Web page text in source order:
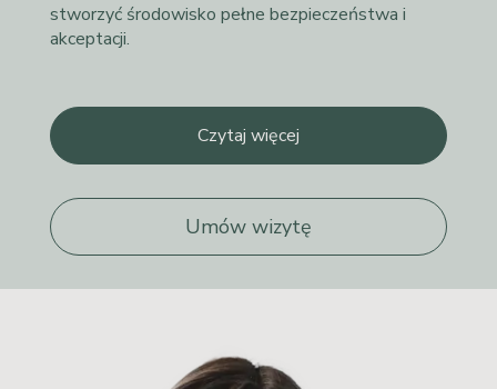
stworzyć środowisko pełne bezpieczeństwa i
akceptacji.
Czytaj więcej
Umów wizytę